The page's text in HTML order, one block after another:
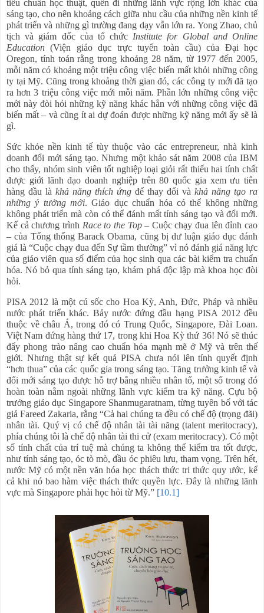
tiêu chuẩn học thuật, quên đi những lãnh vực rộng lớn khác của
sáng tạo, cho nên khoảng cách giữa nhu cầu của những nền kinh tế
phát triển và những gì trường đang dạy vẫn lớn ra. Yong Zhao, chủ
tịch và giám đốc của tổ chức Institute for Global and Online
Education (Viện giáo dục trực tuyến toàn cầu) của Đại học
Oregon, tính toán rằng trong khoảng 28 năm, từ 1977 đến 2005,
mỗi năm có khoảng một triệu công việc biến mất khỏi những công
ty tại Mỹ. Cũng trong khoảng thời gian đó, các công ty mới đã tạo
ra hơn 3 triệu công việc mới mỗi năm. Phần lớn những công việc
mới này đòi hỏi những kỹ năng khác hẳn với những công việc đã
biến mất – và cũng ít ai dự đoán được những kỹ năng mới ấy sẽ là
gì.
Sức khỏe nền kinh tế tùy thuộc vào các entrepreneur, nhà kinh
doanh đổi mới sáng tạo. Nhưng một khảo sát năm 2008 của IBM
cho thấy, nhóm sinh viên tốt nghiệp loại giỏi rất thiếu hai tính chất
được giới lãnh đạo doanh nghiệp trên 80 quốc gia xem ưu tiên
hàng đầu là khả năng thích ứng để thay đổi và khả năng tạo ra
những ý tưởng mới. Giáo dục chuẩn hóa có thể không những
không phát triển mà còn có thể đánh mất tính sáng tạo và đổi mới.
Kể cả chương trình Race to the Top– Cuộc chạy đua lên đỉnh cao
– của Tổng thống Barack Obama, cũng bị dư luận giáo dục đánh
giá là “Cuộc chạy đua đến Sự tầm thường” vì nó đánh giá năng lực
của giáo viên qua số điểm của học sinh qua các bài kiểm tra chuẩn
hóa. Nó bỏ qua tính sáng tạo, khám phá độc lập mà khoa học đòi
hỏi.
PISA 2012 là một cú sốc cho Hoa Kỳ, Anh, Đức, Pháp và nhiều
nước phát triển khác. Bảy nước đứng đầu hạng PISA 2012 đều
thuộc về châu Á, trong đó có Trung Quốc, Singapore, Đài Loan.
Việt Nam đứng hàng thứ 17, trong khi Hoa Kỳ thứ 36! Nó sẽ thúc
đẩy phong trào nâng cao chuẩn hóa mạnh mẽ ở Mỹ và trên thế
giới. Nhưng thật sự kết quả PISA chưa nói lên tính quyết định
“hơn thua” của các quốc gia trong sáng tạo. Tăng trưởng kinh tế và
đổi mới sáng tạo được hỗ trợ bằng nhiều nhân tố, một số trong đó
hoàn toàn nằm ngoài những lãnh vực kiểm tra kỹ năng. Cựu bộ
trưởng giáo dục Singapore Shanmugaratnam, từng tuyên bố với tác
giả Fareed Zakaria, rằng “Cả hai chúng ta đều có chế độ (trọng đãi)
nhân tài. Quý vị có chế độ nhân tài tài năng (talent meritocracy),
phía chúng tôi là chế độ nhân tài thi cử (exam meritocracy). Có một
số tính chất của trí tuệ mà chúng ta không thể kiểm tra tốt được,
như tính sáng tạo, óc tò mò, đầu óc phiêu lưu, tham vọng. Trên hết,
nước Mỹ có một nền văn hóa học thách thức tri thức quy ước, kể
cả khi nó bao hàm việc thách thức quyền lực. Đây là những lãnh
vực mà Singapore phải học hỏi từ Mỹ.” [10.1]